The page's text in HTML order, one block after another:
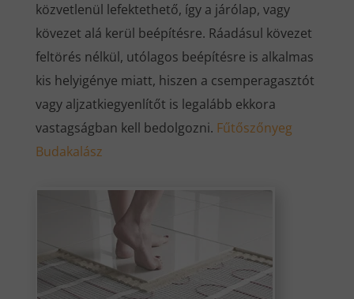
közvetlenül lefektethető, így a járólap, vagy
kövezet alá kerül beépítésre. Ráadásul kövezet
feltörés nélkül, utólagos beépítésre is alkalmas
kis helyigénye miatt, hiszen a csemperagasztót
vagy aljzatkiegyenlítőt is legalább ekkora
vastagságban kell bedolgozni. Fűtőszőnyeg
Budakalász